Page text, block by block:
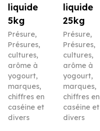
liquide
5kg
Présure,
Présures,
cultures,
arôme à
yogourt,
marques,
chiffres en
caséine et
divers
liquide
25kg
Présure,
Présures,
cultures,
arôme à
yogourt,
marques,
chiffres en
caséine et
divers